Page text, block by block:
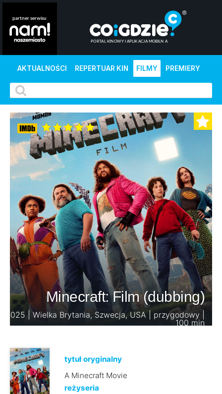
AKTUALNOŚCI REPERTUAR KIN FILMY PREMIERY
Minecraft: Film (dubbing)
2025 | Wielka Brytania, Szwecja, USA | przygodowy |
100 min
tytuł oryginalny
A Minecraft Movie
reżyseria